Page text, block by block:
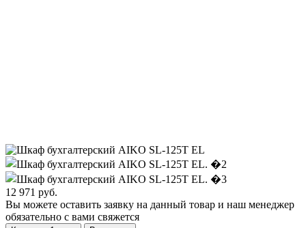
12 971 руб.
Вы можете оставить заявку на данный товар и наш менеджер
обязательно с вами свяжется